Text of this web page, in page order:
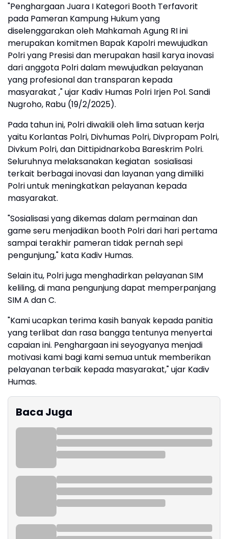
"Penghargaan Juara I Kategori Booth Terfavorit
pada Pameran Kampung Hukum yang
diselenggarakan oleh Mahkamah Agung RI ini
merupakan komitmen Bapak Kapolri mewujudkan
Polri yang Presisi dan merupakan hasil karya inovasi
dari anggota Polri dalam mewujudkan pelayanan
yang profesional dan transparan kepada
masyarakat ," ujar Kadiv Humas Polri Irjen Pol. Sandi
Nugroho, Rabu (19/2/2025).
Pada tahun ini, Polri diwakili oleh lima satuan kerja
yaitu Korlantas Polri, Divhumas Polri, Divpropam Polri,
Divkum Polri, dan Dittipidnarkoba Bareskrim Polri.
Seluruhnya melaksanakan kegiatan sosialisasi
terkait berbagai inovasi dan layanan yang dimiliki
Polri untuk meningkatkan pelayanan kepada
masyarakat.
"Sosialisasi yang dikemas dalam permainan dan
game seru menjadikan booth Polri dari hari pertama
sampai terakhir pameran tidak pernah sepi
pengunjung," kata Kadiv Humas.
Selain itu, Polri juga menghadirkan pelayanan SIM
keliling, di mana pengunjung dapat memperpanjang
SIM A dan C.
"Kami ucapkan terima kasih banyak kepada panitia
yang terlibat dan rasa bangga tentunya menyertai
capaian ini. Penghargaan ini seyogyanya menjadi
motivasi kami bagi kami semua untuk memberikan
pelayanan terbaik kepada masyarakat," ujar Kadiv
Humas.
Baca Juga